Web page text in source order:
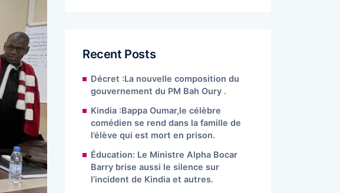
Recent Posts
Décret :La nouvelle composition du
gouvernement du PM Bah Oury .
Kindia :Bappa Oumar,le célèbre
comédien se rend dans la famille de
l’élève qui est mort en prison.
Éducation: Le Ministre Alpha Bocar
Barry brise aussi le silence sur
l’incident de Kindia et autres.